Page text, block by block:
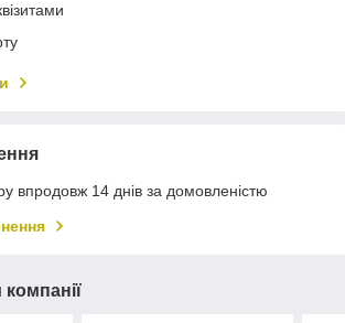
впродовж 14 днів за домовленістю
компанії